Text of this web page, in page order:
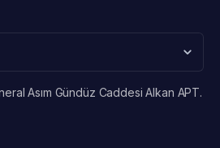
Asım Gündüz Caddesi Alkan APT.